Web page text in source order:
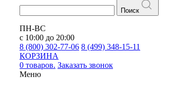
Поиск
ПН-ВС
с 10:00 до 20:00
8 (800) 302-77-06 8 (499) 348-15-11
КОРЗИНА
0 товаров. Заказать звонок
Меню